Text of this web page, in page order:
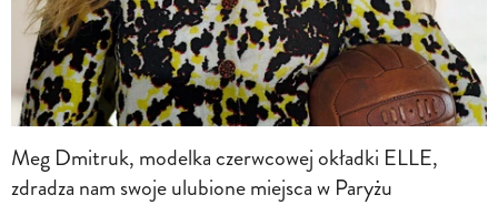
Meg Dmitruk, modelka czerwcowej okładki ELLE,
zdradza nam swoje ulubione miejsca w Paryżu